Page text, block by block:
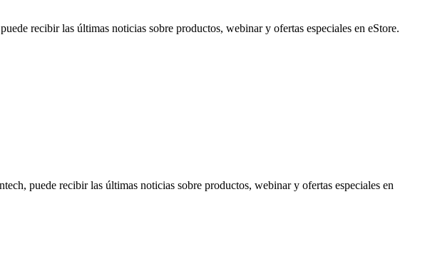
recibir las últimas noticias sobre productos, webinar y ofertas especiales en eStore.
puede recibir las últimas noticias sobre productos, webinar y ofertas especiales en